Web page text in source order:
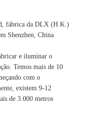
fábrica da DLX (H.K.)
Shenzhen, China
e iluminar o
Temos mais de 10
com o
existem 9-12
de 3.000 metros